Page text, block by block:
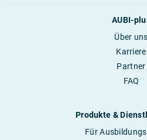
AUBI-
Über uns
Karriere
Partner
FAQ
Produkte &
Für